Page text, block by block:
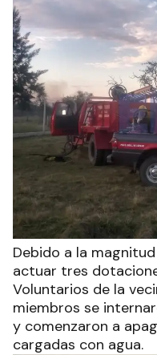
Debido a la
actuar tres
Voluntarios de la
miembros se
y comenzaron a
cargadas con agua.